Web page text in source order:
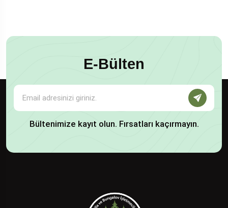
E-Bülten
Bültenimize kayıt olun. Fırsatları kaçırmayın.